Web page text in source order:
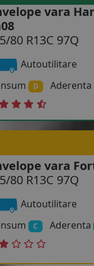
vara
80 R13C 97Q
Autoutilitare
D Aderenta
vara
80 R13C 97Q
Autoutilitare
C Aderenta